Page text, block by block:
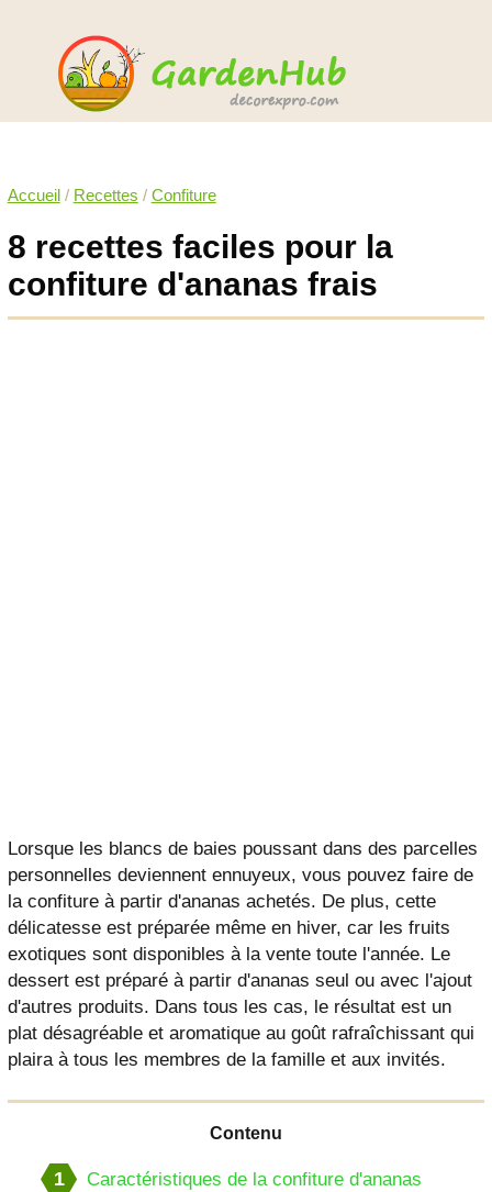
Accueil/ Recettes / Confiture
8 recettes faciles pour la
confiture d'ananas frais
Lorsque les blancs de baies poussant dans des parcelles
personnelles deviennent ennuyeux, vous pouvez faire de
la confiture à partir d'ananas achetés. De plus, cette
délicatesse est préparée même en hiver, car les fruits
exotiques sont disponibles à la vente toute l'année. Le
dessert est préparé à partir d'ananas seul ou avec l'ajout
d'autres produits. Dans tous les cas, le résultat est un
plat désagréable et aromatique au goût rafraîchissant qui
plaira à tous les membres de la famille et aux invités.
Contenu
1
Caractéristiques de la confiture d'ananas